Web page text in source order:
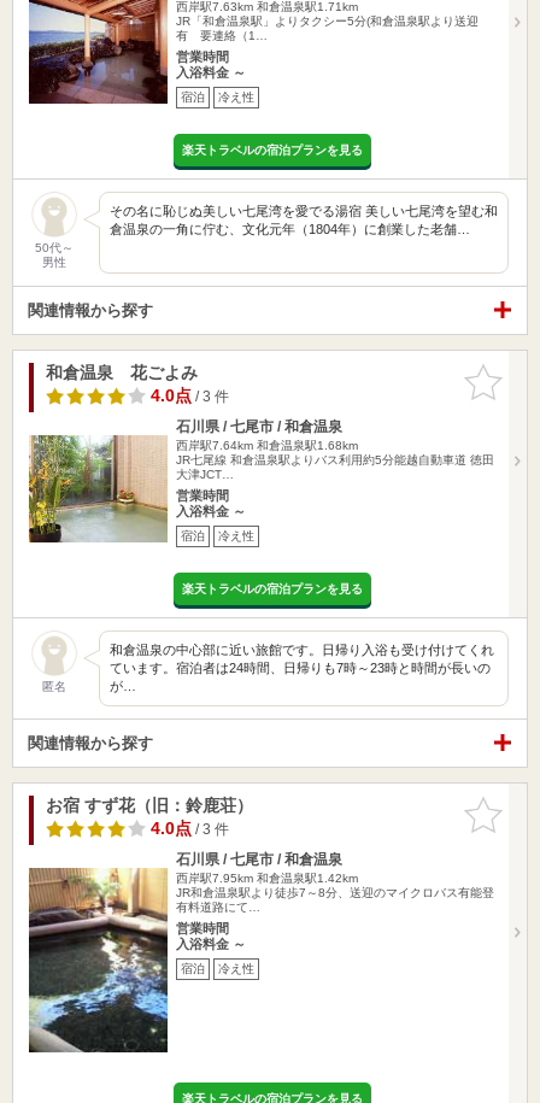
西岸駅7.63km 和倉温泉駅1.71km
JR「和倉温泉駅」よりタクシー5分(和倉温泉駅より送迎
有 要連絡（1…
営業時間
入浴料金 ～
宿泊 冷え性
楽天トラベルの宿泊プランを見る
50代～
男性
その名に恥じぬ美しい七尾湾を愛でる湯宿 美しい七尾湾を望む和
倉温泉の一角に佇む、文化元年（1804年）に創業した老舗…
関連情報から探す
お気に入
りに追加
和倉温泉 花ごよみ
4.0点/ 3 件
石川県 / 七尾市 / 和倉温泉
西岸駅7.64km 和倉温泉駅1.68km
JR七尾線 和倉温泉駅よりバス利用約5分能越自動車道 徳田
大津JCT…
営業時間
入浴料金 ～
宿泊 冷え性
楽天トラベルの宿泊プランを見る
匿名
和倉温泉の中心部に近い旅館です。日帰り入浴も受け付けてくれ
ています。宿泊者は24時間、日帰りも7時～23時と時間が長いの
が…
関連情報から探す
お気に入
りに追加
お宿 すず花（旧：鈴鹿荘）
4.0点/ 3 件
石川県 / 七尾市 / 和倉温泉
西岸駅7.95km 和倉温泉駅1.42km
JR和倉温泉駅より徒歩7～8分、送迎のマイクロバス有能登
有料道路にて…
営業時間
入浴料金 ～
宿泊 冷え性
楽天トラベルの宿泊プランを見る